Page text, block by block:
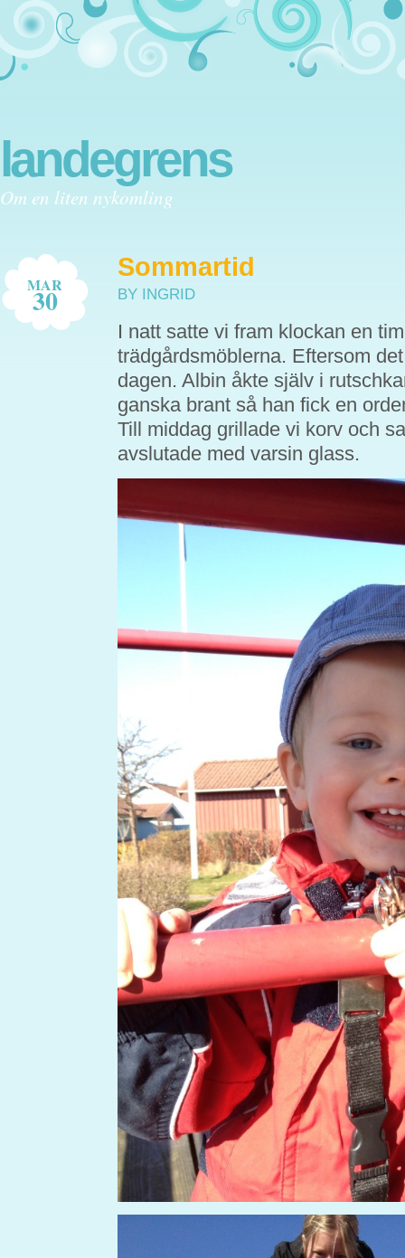
landegrens
Om en liten nykomling
MAR
30
Sommartid
BY INGRID
I natt satte vi fram klockan en
trädgårdsmöblerna. Eftersom
dagen. Albin åkte själv i
ganska brant så han fick en
Till middag grillade vi korv och
avslutade med varsin glass.